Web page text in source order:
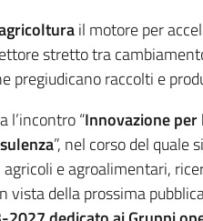
il motore per
stretto tra
pregiudicano raccolti e
l’incontro “Innovazione per
”, nel corso del quale
e agroalimentari,
vista della prossima